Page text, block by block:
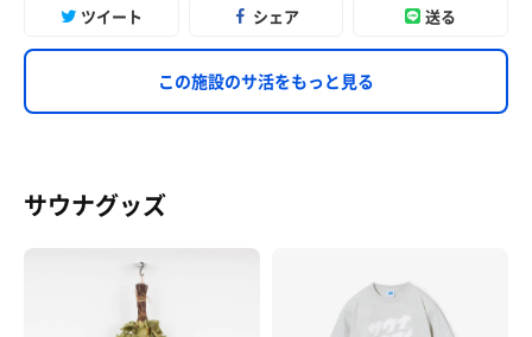
ツイート シェア 送る
この施設のサ活をもっと見る
サウナグッズ